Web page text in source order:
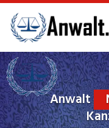
to
main
content
Anwalt